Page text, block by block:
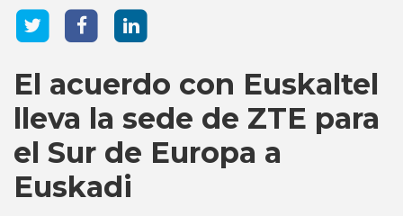
El acuerdo con Euskaltel
lleva la sede de ZTE para
el Sur de Europa a
Euskadi